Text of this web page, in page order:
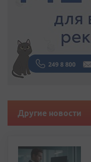
Другие новости